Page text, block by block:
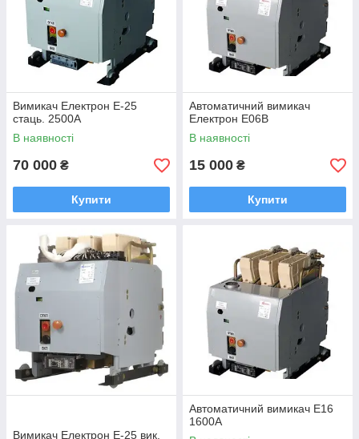
Вимикач Електрон Е-25
стаць. 2500А
В наявності
70 000 ₴
Купити
Автоматичний вимикач
Електрон Е06В
В наявності
15 000 ₴
Купити
Вимикач Електрон Е-25 вик.
Автоматичний вимикач Е16
1600А